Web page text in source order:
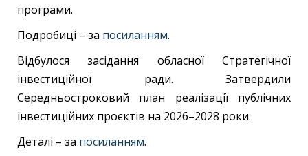
програми.
Подробиці – за посиланням.
Відбулося засідання обласної Стратегічної
інвестиційної ради. Затвердили
Середньостроковий план реалізації публічних
інвестиційних проєктів на 2026–2028 роки.
Деталі – за посиланням.